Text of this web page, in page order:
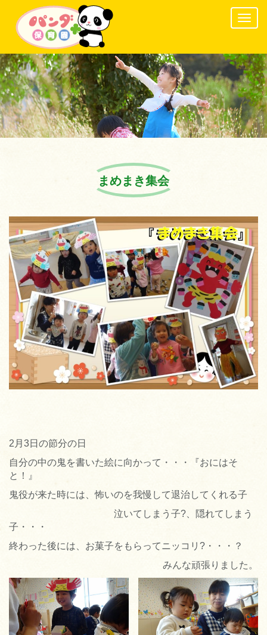
まめまき集会
2月3日の節分の日
自分の中の鬼を書いた絵に向かって・・・『おにはそ
と！』
鬼役が来た時には、怖いのを我慢して退治してくれる子
泣いてしまう子?、隠れてしまう
子・・・
終わった後には、お菓子をもらってニッコリ?・・・？
みんな頑張りました。